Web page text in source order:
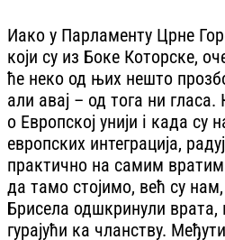
Иако у Парламенту Црне
који су из Боке Которске,
ће неко од њих нешто
али авај – од тога ни
о Европској унији i када су
европских интеграција,
практично на самим
да тамо стојимо, већ су
Брисела одшкринули врата,
гурајући ка чланству.